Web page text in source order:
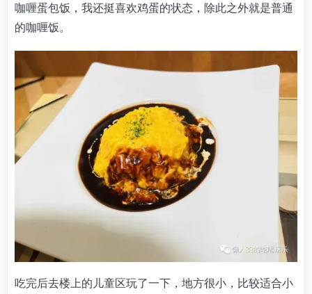
咖喱蛋包饭，我还挺喜欢鸡蛋的状态，除此之外就是普通
的咖喱饭。
吃完后去楼上的儿童区玩了一下，地方很小，比较适合小